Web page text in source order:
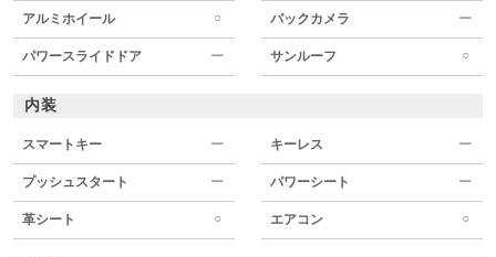
アルミホイール ○ バックカメラ ー
パワースライドドア ー サンルーフ ○
内装
スマートキー ー キーレス ー
プッシュスタート ー パワーシート ー
革シート ○ エアコン ○